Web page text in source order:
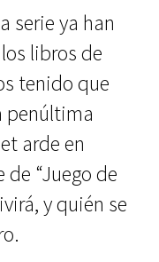
serie ya han
libros de
tenido que
penúltima
arde en
“Juego de
y quién se